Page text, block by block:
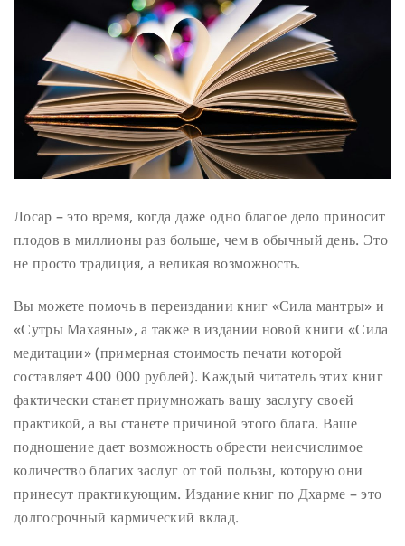
Лосар – это время, когда даже одно благое дело приносит
плодов в миллионы раз больше, чем в обычный день. Это
не просто традиция, а великая возможность.
Вы можете помочь в переиздании книг «Сила мантры» и
«Сутры Махаяны», а также в издании новой книги «Сила
медитации» (примерная стоимость печати которой
составляет 400 000 рублей). Каждый читатель этих книг
фактически станет приумножать вашу заслугу своей
практикой, а вы станете причиной этого блага. Ваше
подношение дает возможность обрести неисчислимое
количество благих заслуг от той пользы, которую они
принесут практикующим. Издание книг по Дхарме – это
долгосрочный кармический вклад.